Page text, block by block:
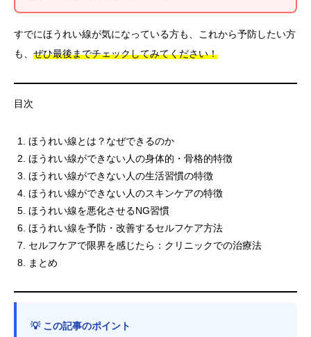
すでにほうれい線が気になっている方も、これから予防したい方
も、 ぜひ最後までチェックしてみてください！
目次
ほうれい線とは？なぜできるのか
ほうれい線ができない人の身体的・骨格的特徴
ほうれい線ができない人の生活習慣の特徴
ほうれい線ができない人のスキンケアの特徴
ほうれい線を悪化させるNG習慣
ほうれい線を予防・改善するセルフケア方法
セルフケアで限界を感じたら：クリニックでの治療法
まとめ
💡 この記事のポイント